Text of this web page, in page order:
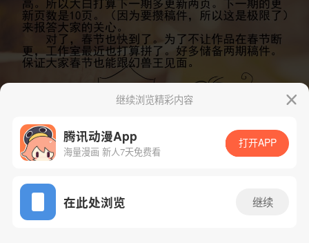
App免费看
下一话
继续浏览精彩内容
腾讯动漫App
海量漫画 新人7天免费看
打开APP
在此处浏览 继续